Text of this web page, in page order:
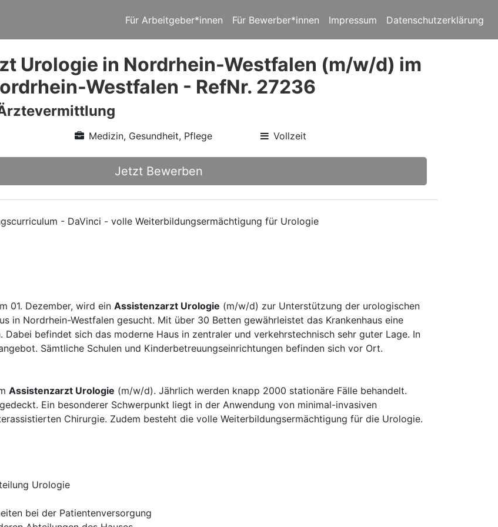
Für Arbeitgeber*innen Für Bewerber*innen Impressum Datenschutzerklärung
Urologie in Nordrhein-Westfalen (m/w/d) im
Westfalen - RefNr. 27236
Medizin, Gesundheit, Pflege Vollzeit
Jetzt Bewerben
- DaVinci - volle Weiterbildungsermächtigung für Urologie
01. Dezember, wird ein Assistenzarzt Urologie (m/w/d) zur Unterstützung der urologischen
in Nordrhein-Westfalen gesucht. Mit über 30 Betten gewährleistet das Krankenhaus eine
befindet sich das moderne Haus in zentraler und verkehrstechnisch sehr guter Lage. In
Sämtliche Schulen und Kinderbetreuungseinrichtungen befinden sich vor Ort.
Assistenzarzt Urologie (m/w/d). Jährlich werden knapp 2000 stationäre Fälle behandelt.
Ein besonderer Schwerpunkt liegt in der Anwendung von minimal-invasiven
Chirurgie. Zudem besteht die volle Weiterbildungsermächtigung für die Urologie.
Urologie
bei der Patientenversorgung